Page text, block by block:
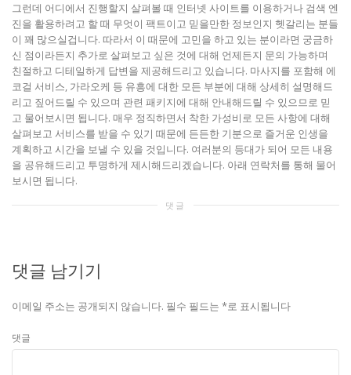
그런데 어디에서 진행할지 살펴볼 때 인터넷 사이트를 이용하거나 검색 엔
진을 활용하려고 할 때 무엇이 팩트이고 믿을만한 정보인지 헷갈리는 분들
이 꽤 많으실겁니다. 따라서 이 때문에 고민을 하고 있는 분이라면 궁금하
신 점이라든지 추가로 살펴보고 싶은 것에 대해 언제든지 문의 가능하며
친절하고 디테일하게 답변을 제공해드리고 있습니다. 마사지를 포함해 에
코걸 서비스, 가라오케 등 유흥에 대한 모든 부분에 대해 상세히 설명해드
리고 짚어드릴 수 있으며 관련 패키지에 대해 안내해드릴 수 있으므로 믿
고 물어보시면 됩니다. 매우 정직하면서 착한 가성비로 모든 사항에 대해
살펴보고 서비스를 받을 수 있기 때문에 든든한 기분으로 즐거운 인생을
계획하고 시간을 보낼 수 있을 것입니다. 여러분의 등대가 되어 모든 내용
을 공유해드리고 투명하게 제시해드리겠습니다. 아래 연락처를 통해 물어
보시면 됩니다.
댓글
댓글 남기기
이메일 주소는 공개되지 않습니다. 필수 필드는 *로 표시됩니다
댓글